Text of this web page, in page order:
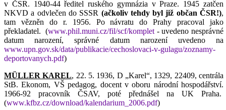
v ČSR. 1940-44 ředitel ruského gymnázia v Praze. 1945 zatčen
NKVD a odvlečen do SSSR (ačkoliv tehdy byl již občan ČSR!),
tam vězněn do r. 1956. Po návratu do Prahy pracoval jako
překladatel.
(www.phil.muni.cz/fil/scf/komplet - uvedeno nesprávné
datum narození, správné datum narození uvedeno na
www.upn.gov.sk/data/publikacie/cechoslovaci-v-gulagu/zoznamy-
deportovanych.pdf)
MÜLLER KAREL, 22. 5. 1936, D „Karel“, 1329, 22409, centrála
StB. Ekonom, VŠ pedagog, docent v oboru národní hospodářství.
1966-92 pracovník ČSAV, poté přednášel na UK Praha.
(www.kfbz.cz/download/kalendarium_2006.pdf)